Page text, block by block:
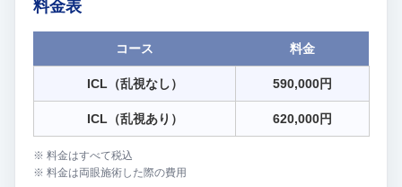
料金表
コース 料金
ICL（乱視なし） 590,000円
ICL（乱視あり） 620,000円
※ 料金はすべて税込
※ 料金は両眼施術した際の費用